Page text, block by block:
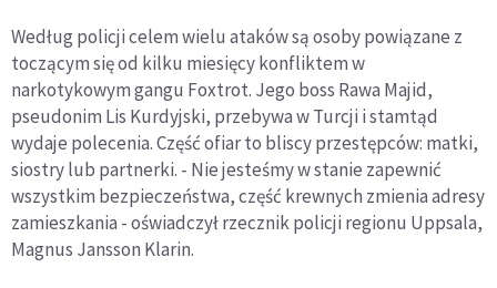
Według policji celem wielu ataków są osoby powiązane z
toczącym się od kilku miesięcy konfliktem w
narkotykowym gangu Foxtrot. Jego boss Rawa Majid,
pseudonim Lis Kurdyjski, przebywa w Turcji i stamtąd
wydaje polecenia. Część ofiar to bliscy przestępców: matki,
siostry lub partnerki. - Nie jesteśmy w stanie zapewnić
wszystkim bezpieczeństwa, część krewnych zmienia adresy
zamieszkania - oświadczył rzecznik policji regionu Uppsala,
Magnus Jansson Klarin.